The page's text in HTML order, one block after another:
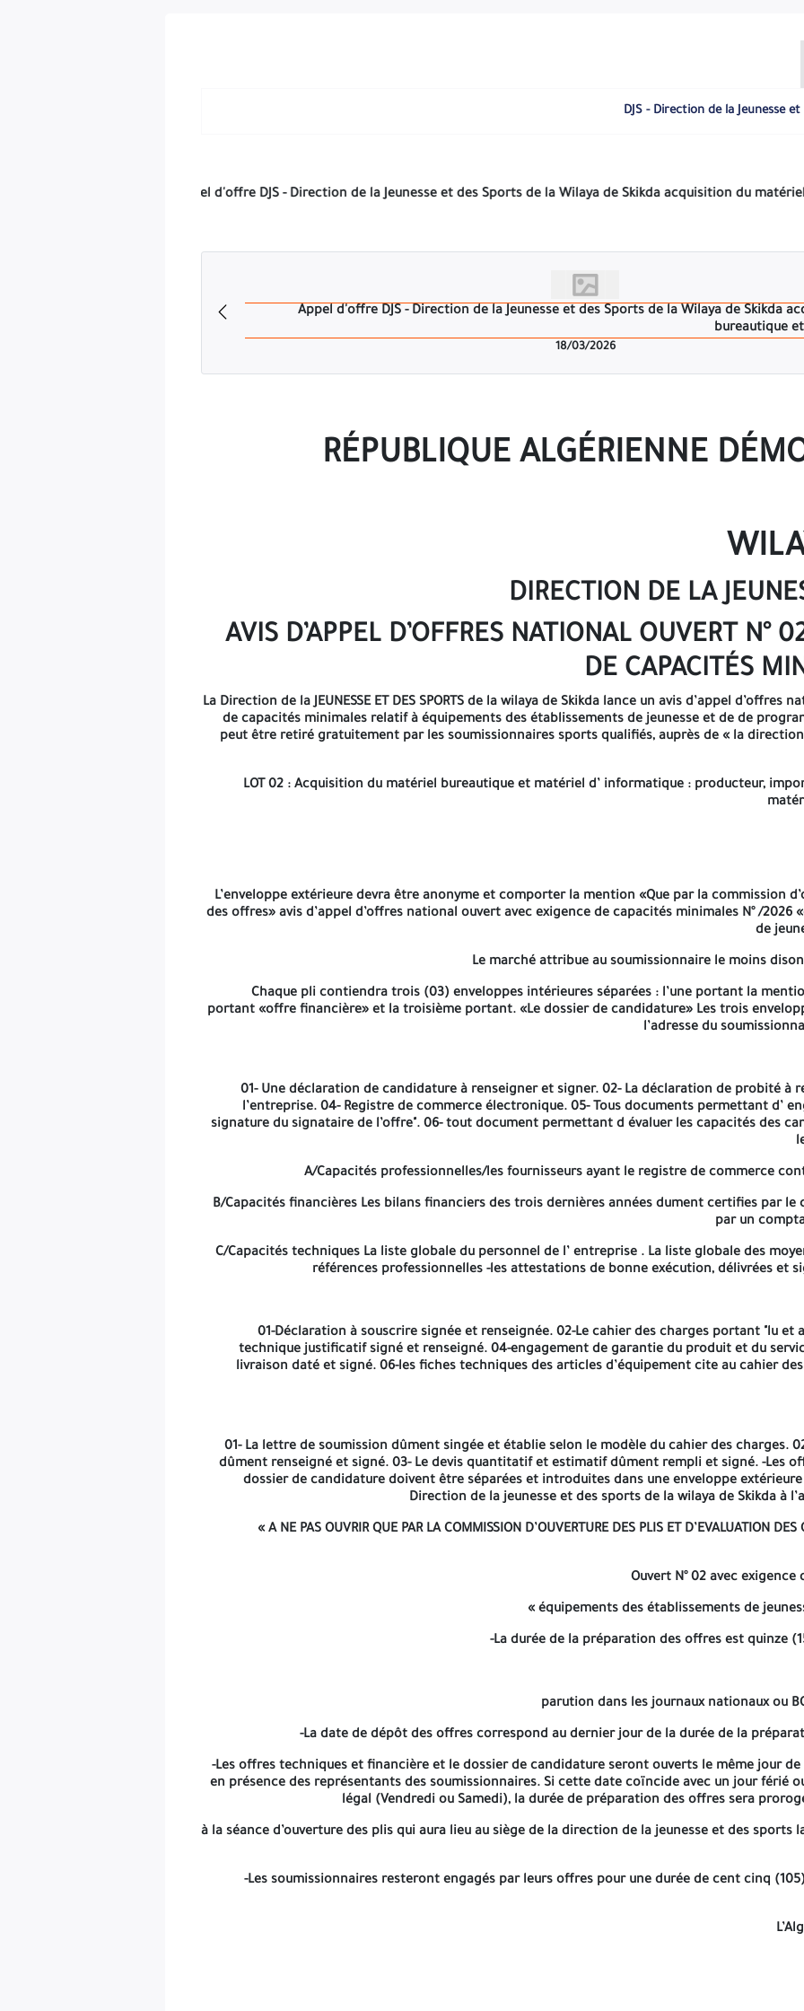
ère parution dans les journaux nationaux ou BOMOP ou un journal électronique. -La date de dépôt des offres correspond au
Les offres techniques et financière et le dossier de candidature seront ouverts le même jour de dépôt des offres, à 13H30 heures
cent cinq (105) jours compte à partir de la date d’ouverture des
AVIS D’APPEL D’OFFRES NATIONAL OUVERT N° 02 AVEC
Acquisition du matériel bureautique et matériel d’ informatique : producteur,
capacités minimales N° /2026
Chaque pli contiendra trois (03) enveloppes intérieures séparées : l’une portant la mention «offre technique», la
candidature» Les trois enveloppes intérieures porteront
documents permettant d’ engager l’entreprise "délégation de signature du signataire de l’offre". 06- tout document permettant
A/Capacités professionnelles/les fournisseurs
B/Capacités financières Les bilans financiers des trois dernières années dument certifies par le commissaire
C/Capacités techniques La liste globale du personnel de l’ entreprise . La liste globale des moyens matériels de l’ entreprise .
01-Déclaration à souscrire signée et renseignée. 02-Le cahier des charges portant "lu et accepté" et signé. 03-Un mémoire
produit et du service après-vent. 05- Un planning de livraison daté et signé. 06-les fiches techniques des articles
01- La lettre de soumission dûment singée et établie selon le modèle du cahier des charges. 02- Le bordereau des prix
dûment rempli et signé. -Les offres techniques et financières, Le dossier de candidature doivent être séparées et
Direction de la jeunesse et
A NE PAS OUVRIR QUE PAR LA COMMISSION D’OUVERTURE DES PLIS
parution
-Les offres techniques et financière et le dossier de candidature seront ouverts le même jour de dépôt des offres, à 13H30
date coïncide avec un jour férié ou un jour de repos hebdomadaire légal (Vendredi ou Samedi), la durée de
à la séance d’ouverture des plis qui aura lieu au siège de la direction de la
DJS - Direction de la Jeunesse
18/03/2026
RÉPUBLIQUE ALGÉRIENNE
DIRECTION DE LA
AVIS D’APPEL D’OFFRES NATIONAL OUVERT N°
DE CAPACITÉS
La Direction de la JEUNESSE ET DES SPORTS de la wilaya de Skikda lance un avis d’appel d’offres
de capacités minimales relatif à équipements des établissements de jeunesse et de de
peut être retiré gratuitement par les soumissionnaires sports qualifiés, auprès de « la
LOT 02 : Acquisition du matériel bureautique et matériel d’ informatique : producteur,
L’enveloppe extérieure devra être anonyme et comporter la mention «Que par la commission
des offres» avis d’appel d’offres national ouvert avec exigence de capacités minimales N° /2026
de
Le marché attribue au soumissionnaire le moins
Chaque pli contiendra trois (03) enveloppes intérieures séparées : l’une portant la
portant «offre financière» et la troisième portant. «Le dossier de candidature» Les trois
l’adresse du
01- Une déclaration de candidature à renseigner et signer. 02- La déclaration de probité à
l’entreprise. 04- Registre de commerce électronique. 05- Tous documents permettant d’
signature du signataire de l’offre". 06- tout document permettant d évaluer les capacités des
A/Capacités professionnelles/les fournisseurs ayant le registre de commerce
B/Capacités financières Les bilans financiers des trois dernières années dument certifies par le
par un
C/Capacités techniques La liste globale du personnel de l’ entreprise . La liste globale des
références professionnelles -les attestations de bonne exécution, délivrées et
01-Déclaration à souscrire signée et renseignée. 02-Le cahier des charges portant "lu et
technique justificatif signé et renseigné. 04-engagement de garantie du produit et du
livraison daté et signé. 06-les fiches techniques des articles d’équipement cite au cahier
01- La lettre de soumission dûment singée et établie selon le modèle du cahier des charges.
dûment renseigné et signé. 03- Le devis quantitatif et estimatif dûment rempli et signé. -Les
dossier de candidature doivent être séparées et introduites dans une enveloppe
Direction de la jeunesse et des sports de la wilaya de Skikda à
« A NE PAS OUVRIR QUE PAR LA COMMISSION D’OUVERTURE DES PLIS ET D’EVALUATION DES
Ouvert N° 02 avec
« équipements des établissements de
-La durée de la préparation des offres est quinze
parution dans les journaux nationaux ou
-La date de dépôt des offres correspond au dernier jour de la durée de la
-Les offres techniques et financière et le dossier de candidature seront ouverts le même jour de
en présence des représentants des soumissionnaires. Si cette date coïncide avec un jour férié
légal (Vendredi ou Samedi), la durée de préparation des offres sera
à la séance d’ouverture des plis qui aura lieu au siège de la direction de la jeunesse et des sports
-Les soumissionnaires resteront engagés par leurs offres pour une durée de cent cinq